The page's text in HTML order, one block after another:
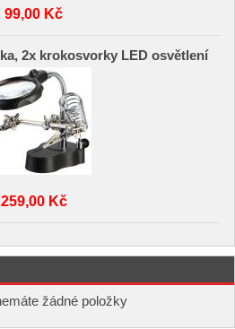
99,00 Kč
2x krokosvorky LED osvětlení
259,00 Kč
žádné položky